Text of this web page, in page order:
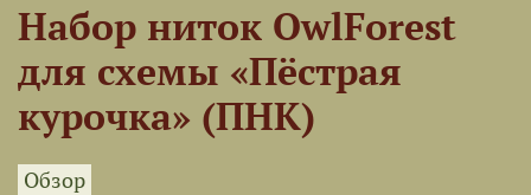
Набор ниток OwlForest
для схемы «Пёстрая
курочка» (ПНК)
Обзор